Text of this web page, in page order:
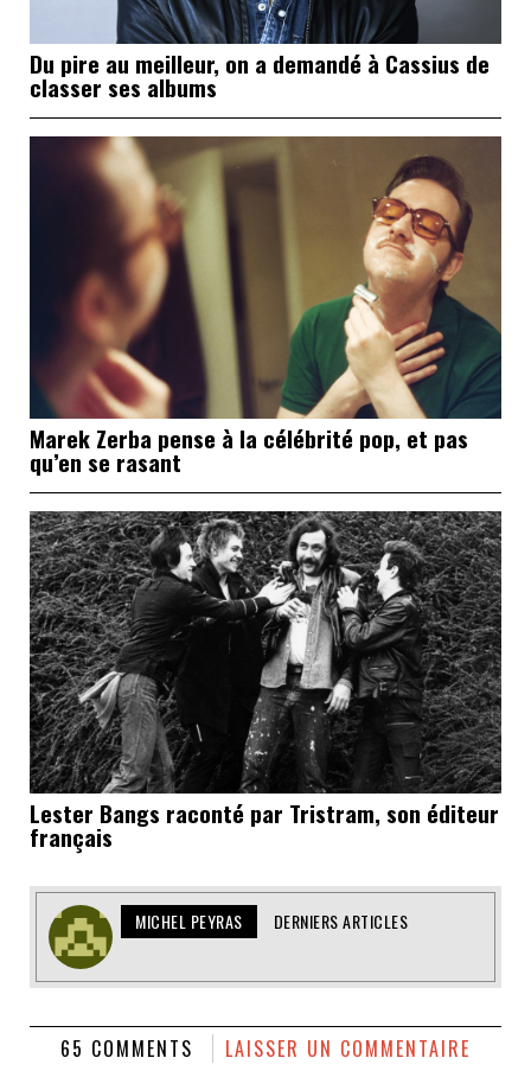
Du pire au meilleur, on a demandé à Cassius de
classer ses albums
Marek Zerba pense à la célébrité pop, et pas
qu’en se rasant
Lester Bangs raconté par Tristram, son éditeur
français
MICHEL PEYRAS DERNIERS ARTICLES
65 COMMENTS LAISSER UN COMMENTAIRE